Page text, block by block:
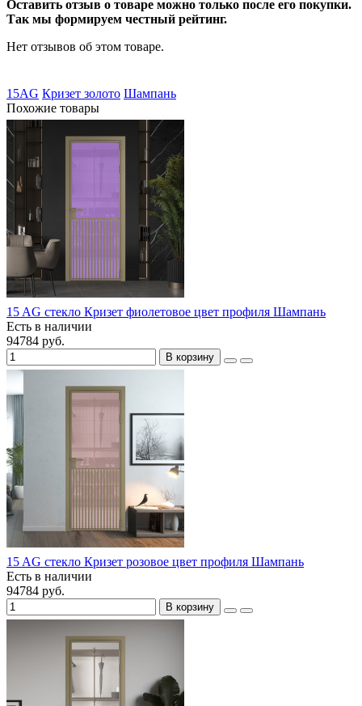
Оставить отзыв о товаре можно только после его покупки.
Так мы формируем честный рейтинг.
Нет отзывов об этом товаре.
15AG Кризет золото Шампань
Похожие товары
15 AG стекло Кризет фиолетовое цвет профиля Шампань
Есть в наличии
94784 руб.
В корзину
15 AG стекло Кризет розовое цвет профиля Шампань
Есть в наличии
94784 руб.
В корзину